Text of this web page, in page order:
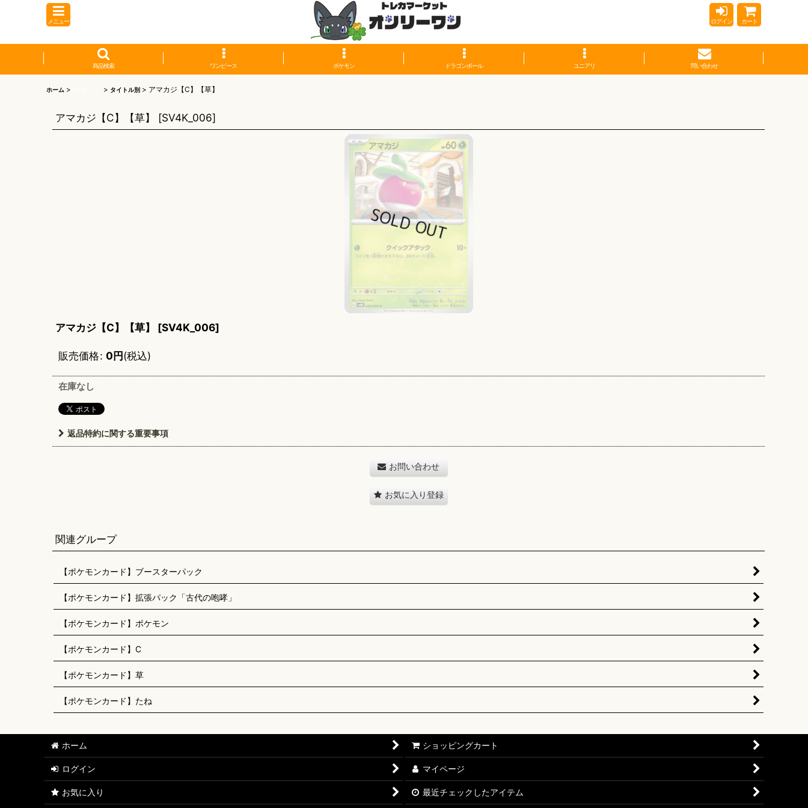
メニュー ログイン カート
商品検索 ワンピース ポケモン ドラゴンボール ユニアリ 問い合わせ
ホーム > > タイトル別 > アマカジ【C】【草】
アマカジ【C】【草】 [SV4K_006]
アマカジ【C】【草】 [SV4K_006]
販売価格: 0円(税込)
在庫なし
返品特約に関する重要事項
お問い合わせ
お気に入り登録
関連グループ
【ポケモンカード】ブースターパック
【ポケモンカード】拡張パック「古代の咆哮」
【ポケモンカード】ポケモン
【ポケモンカード】C
【ポケモンカード】草
【ポケモンカード】たね
ホーム ショッピングカート
ログイン マイページ
お気に入り 最近チェックしたアイテム